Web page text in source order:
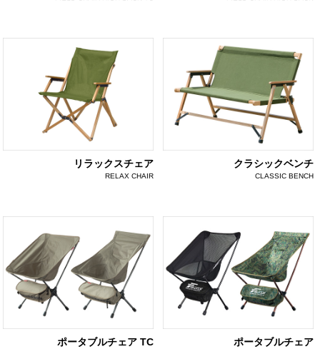
リラックスチェア
RELAX CHAIR
クラシックベンチ
CLASSIC BENCH
ポータブルチェア TC ポータブルチェア